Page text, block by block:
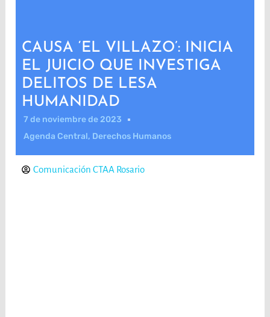
CAUSA ‘EL VILLAZO’: INICIA
EL JUICIO QUE INVESTIGA
DELITOS DE LESA
HUMANIDAD
7 de noviembre de 2023
Agenda Central, Derechos Humanos
Comunicación CTAA Rosario